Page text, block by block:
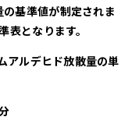
基準値が制定されま
となります。
アルデヒド放散量の単